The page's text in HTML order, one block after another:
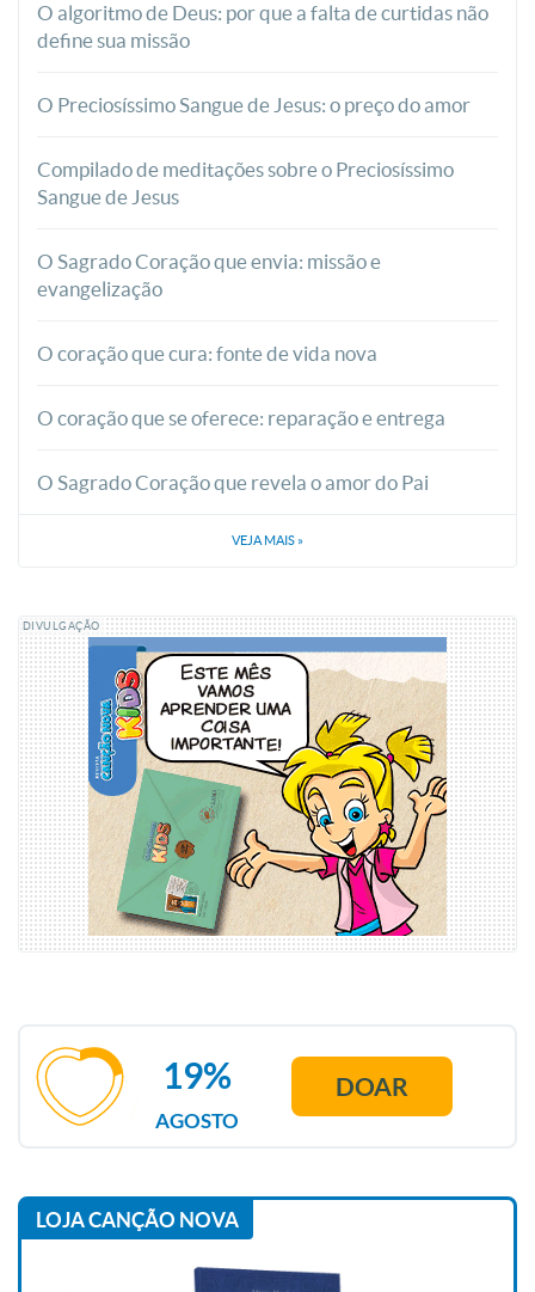
O algoritmo de Deus: por que a falta de curtidas não
define sua missão
O Preciosíssimo Sangue de Jesus: o preço do amor
Compilado de meditações sobre o Preciosíssimo
Sangue de Jesus
O Sagrado Coração que envia: missão e
evangelização
O coração que cura: fonte de vida nova
O coração que se oferece: reparação e entrega
O Sagrado Coração que revela o amor do Pai
VEJA MAIS »
DIVULGAÇÃO
AGOSTO
19% DOAR
LOJA CANÇÃO NOVA